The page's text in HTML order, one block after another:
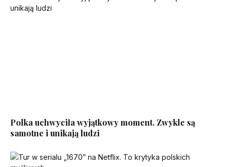
Polka uchwyciła wyjątkowy moment. Zwykle są
samotne i unikają ludzi